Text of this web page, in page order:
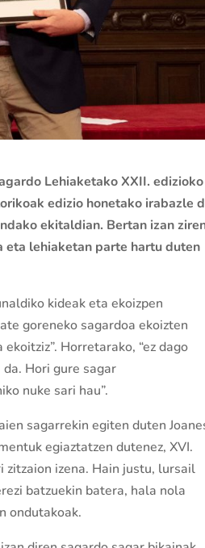
Lehiaketako XXII. edizioko
edizio honetako irabazle
ekitaldian. Bertan izan
eta lehiaketan parte hartu duten
kideak eta ekoizpen
goreneko sagardoa ekoizten
Horretarako, “ez dago
Hori gure sagar
nuke sari hau”.
sagarrekin egiten duten
egiaztatzen dutenez, XVI.
zitzaion izena. Hain justu, lursail
batzuekin batera, hala nola
ondutakoak.